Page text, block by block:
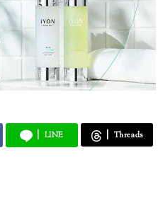
LINE Threads